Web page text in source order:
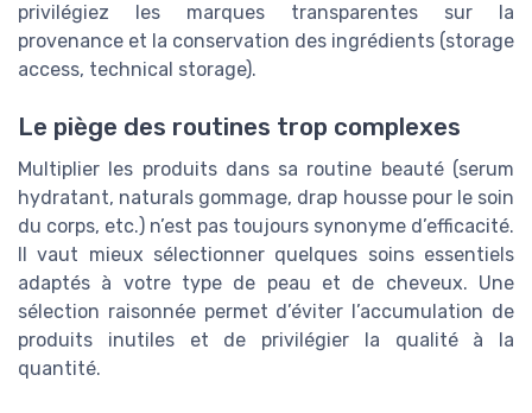
privilégiez les marques transparentes sur la
provenance et la conservation des ingrédients (storage
access, technical storage).
Le piège des routines trop complexes
Multiplier les produits dans sa routine beauté (serum
hydratant, naturals gommage, drap housse pour le soin
du corps, etc.) n’est pas toujours synonyme d’efficacité.
Il vaut mieux sélectionner quelques soins essentiels
adaptés à votre type de peau et de cheveux. Une
sélection raisonnée permet d’éviter l’accumulation de
produits inutiles et de privilégier la qualité à la
quantité.